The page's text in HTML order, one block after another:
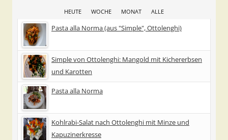
HEUTE WOCHE MONAT ALLE
Pasta alla Norma (aus "Simple", Ottolenghi)
Simple von Ottolenghi: Mangold mit Kichererbsen
und Karotten
Pasta alla Norma
Kohlrabi-Salat nach Ottolenghi mit Minze und
Kapuzinerkresse